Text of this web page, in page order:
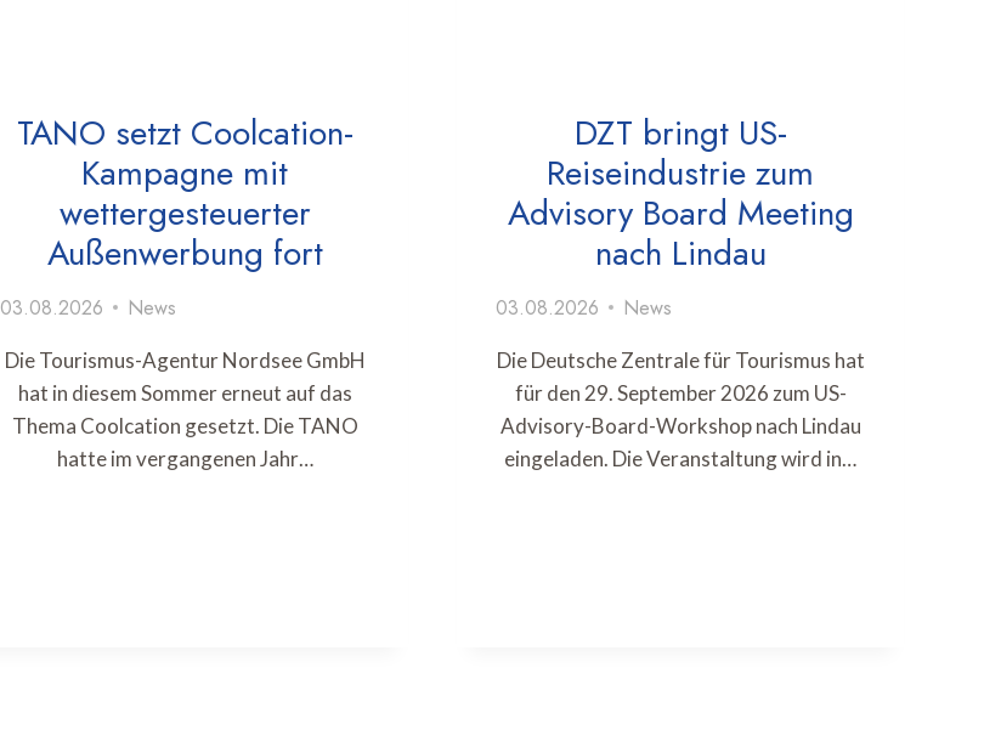
TANO setzt Coolcation-
Kampagne mit
wettergesteuerter
Außenwerbung fort
03.08.2026 News
Die Tourismus-Agentur Nordsee GmbH
hat in diesem Sommer erneut auf das
Thema Coolcation gesetzt. Die TANO
hatte im vergangenen Jahr…
DZT bringt US-
Reiseindustrie zum
Advisory Board Meeting
nach Lindau
03.08.2026 News
Die Deutsche Zentrale für Tourismus hat
für den 29. September 2026 zum US-
Advisory-Board-Workshop nach Lindau
eingeladen. Die Veranstaltung wird in…